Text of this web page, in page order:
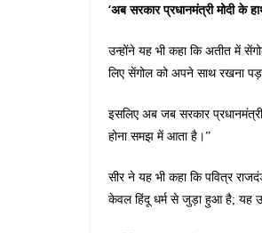
‘अब सरकार प्रधानमंत्री मोदी के
उन्होंने यह भी कहा कि अतीत में
लिए सेंगोल को अपने साथ रखना
इसलिए अब जब सरकार
होना समझ में आता है।”
सीर ने यह भी कहा कि पवित्र
केवल हिंदू धर्म से जुड़ा हुआ है; यह